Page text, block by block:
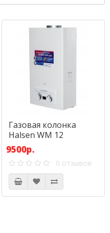
Газовая колонка
Halsen WM 12
9500р.
0 отзывов